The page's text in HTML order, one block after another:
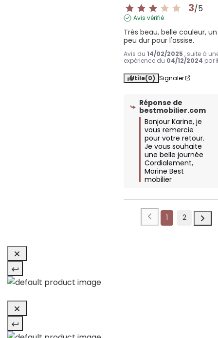
3/5
Avis vérifié
Très beau, belle couleur, un
peu dur pour l'assise.
Avis du14/02/2025 , suite à
expérience du 04/12/2024 par
Utile(0) Signaler
Réponse de
bestmobilier.com
Bonjour Karine, je
vous remercie
pour votre retour.
Je vous souhaite
une belle journée
Cordialement,
Marine Best
mobilier
1 2